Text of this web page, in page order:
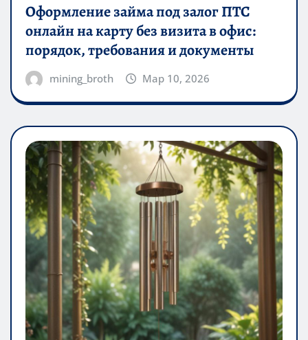
Оформление займа под залог ПТС
онлайн на карту без визита в офис:
порядок, требования и документы
mining_broth Мар 10, 2026